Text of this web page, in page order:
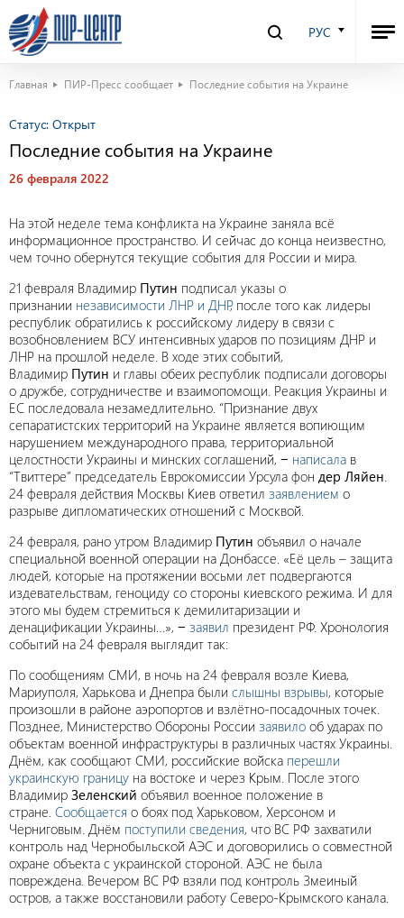
РУС
Главная ПИР-Пресс сообщает Последние события на Украине
Статус: Открыт
Последние события на Украине
26 февраля 2022
На этой неделе тема конфликта на Украине заняла всё
информационное пространство. И сейчас до конца неизвестно,
чем точно обернутся текущие события для России и мира.
21 февраля Владимир Путин подписал указы о
признании независимости ЛНР и ДНР, после того как лидеры
республик обратились к российскому лидеру в связи с
возобновлением ВСУ интенсивных ударов по позициям ДНР и
ЛНР на прошлой неделе. В ходе этих событий,
Владимир Путин и главы обеих республик подписали договоры
о дружбе, сотрудничестве и взаимопомощи. Реакция Украины и
ЕС последовала незамедлительно. “Признание двух
сепаратистских территорий на Украине является вопиющим
нарушением международного права, территориальной
целостности Украины и минских соглашений, − написала в
“Твиттере” председатель Еврокомиссии Урсула фон дер Ляйен.
24 февраля действия Москвы Киев ответил заявлением о
разрыве дипломатических отношений с Москвой.
24 февраля, рано утром Владимир Путин объявил о начале
специальной военной операции на Донбассе. «Её цель – защита
людей, которые на протяжении восьми лет подвергаются
издевательствам, геноциду со стороны киевского режима. И для
этого мы будем стремиться к демилитаризации и
денацификации Украины…», − заявил президент РФ. Хронология
событий на 24 февраля выглядит так:
По сообщениям СМИ, в ночь на 24 февраля возле Киева,
Мариуполя, Харькова и Днепра были слышны взрывы, которые
произошли в районе аэропортов и взлётно-посадочных точек.
Позднее, Министерство Обороны России заявило об ударах по
объектам военной инфраструктуры в различных частях Украины.
Днём, как сообщают СМИ, российские войска перешли
украинскую границу на востоке и через Крым. После этого
Владимир Зеленский объявил военное положение в
стране. Сообщается о боях под Харьковом, Херсоном и
Черниговым. Днём поступили сведения, что ВС РФ захватили
контроль над Чернобыльской АЭС и договорились о совместной
охране объекта с украинской стороной. АЭС не была
повреждена. Вечером ВС РФ взяли под контроль Змеиный
остров, а также восстановили работу Северо-Крымского канала.